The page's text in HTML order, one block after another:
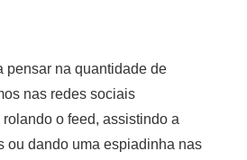
pensar na quantidade de
nas redes sociais
o feed, assistindo a
ou dando uma espiadinha nas